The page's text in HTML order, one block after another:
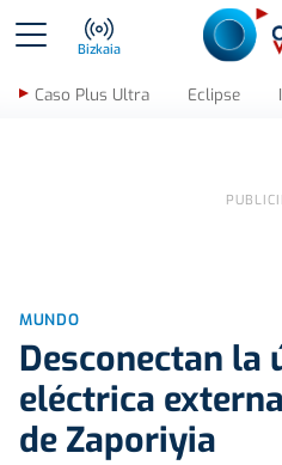
Bizkaia
Caso Plus Ultra Eclipse
MUNDO
Desconectan la
eléctrica
de Zaporiyia